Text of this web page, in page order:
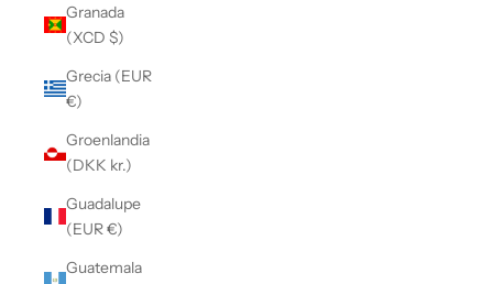
Granada
(XCD $)
Grecia (EUR
€)
Groenlandia
(DKK kr.)
Guadalupe
(EUR €)
Guatemala